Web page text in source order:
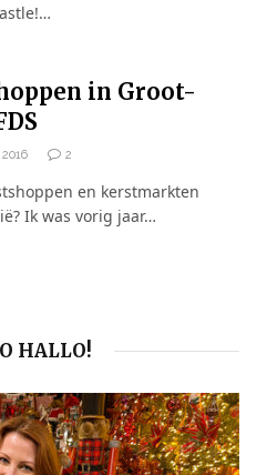
in Groot-
2
en kerstmarkten
Ik was vorig jaar…
HALLO!